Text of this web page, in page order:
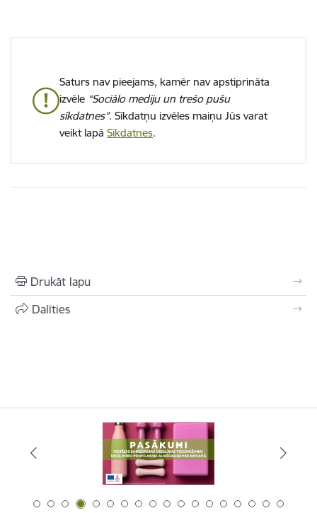
Saturs nav pieejams, kamēr nav apstiprināta
izvēle “Sociālo mediju un trešo pušu
sīkdatnes”. Sīkdatņu izvēles maiņu Jūs varat
veikt lapā Sīkdatnes.
Drukāt lapu
Dalīties